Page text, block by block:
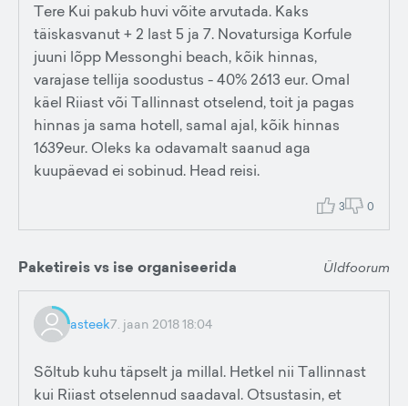
Tere Kui pakub huvi võite arvutada. Kaks
täiskasvanut + 2 last 5 ja 7. Novatursiga Korfule
juuni lõpp Messonghi beach, kõik hinnas,
varajase tellija soodustus - 40% 2613 eur. Omal
käel Riiast või Tallinnast otselend, toit ja pagas
hinnas ja sama hotell, samal ajal, kõik hinnas
1639eur. Oleks ka odavamalt saanud aga
kuupäevad ei sobinud. Head reisi.
3 0
Paketireis vs ise organiseerida Üldfoorum
asteek7. jaan 2018 18:04
Sõltub kuhu täpselt ja millal. Hetkel nii Tallinnast
kui Riiast otselennud saadaval. Otsustasin, et